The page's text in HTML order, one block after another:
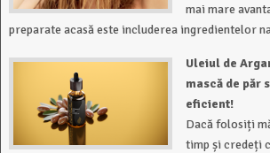
mai mare
preparate acasă este includerea ingredientelor
Uleiul de
mască de păr
eficient!
Dacă folosiți
timp și credeți